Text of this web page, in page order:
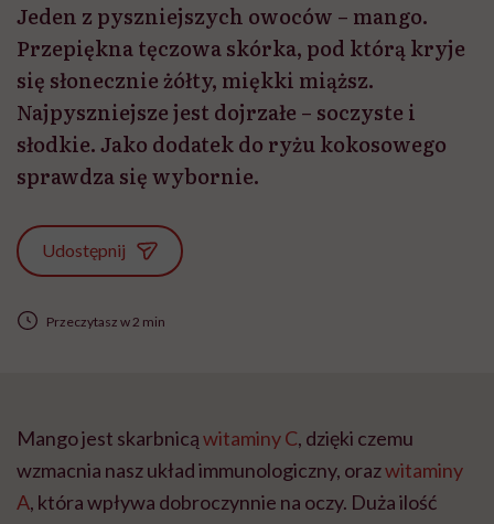
Jeden z pyszniejszych owoców – mango.
Przepiękna tęczowa skórka, pod którą kryje
się słonecznie żółty, miękki miąższ.
Najpyszniejsze jest dojrzałe – soczyste i
słodkie. Jako dodatek do ryżu kokosowego
sprawdza się wybornie.
Udostępnij
Przeczytasz w 2 min
Mango jest skarbnicąwitaminy C, dzięki czemu
wzmacnia nasz układ immunologiczny, orazwitaminy
A, która wpływa dobroczynnie na oczy. Duża ilość